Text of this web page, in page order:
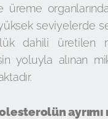
üreme
seviyelerde
dahili üretilen
yoluyla alınan
ayrımı